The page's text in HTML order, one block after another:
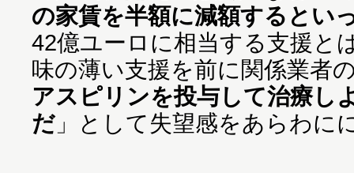
の家賃を半額に減額するとい
42億ユーロに相当する支援と
味の薄い支援を前に関係業者
アスピリンを投与して治療し
だ」として失望感をあらわに